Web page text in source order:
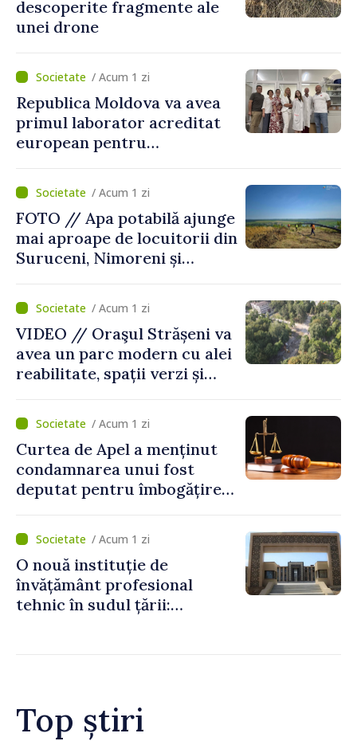
descoperite fragmente ale
unei drone
/ Acum 1 zi
Republica Moldova va avea
primul laborator acreditat
european pentru
viței-de-vie
/ Acum 1 zi
FOTO // Apa potabilă ajunge
mai aproape de locuitorii din
Suruceni, Nimoreni și
/ Acum 1 zi
VIDEO // Oraşul Strășeni va
avea un parc modern cu alei
reabilitate, spații verzi și
/ Acum 1 zi
Curtea de Apel a menținut
condamnarea unui fost
deputat pentru îmbogățire
statului peste 2,4 milioane
de lei
/ Acum 1 zi
O nouă instituție de
învățământ profesional
tehnic în sudul țării:
Top știri